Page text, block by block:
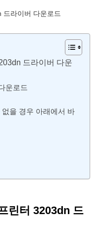
드라이버 다운로드
드라이버 다운
운로드
을 경우 아래에서 바
린터 3203dn 드